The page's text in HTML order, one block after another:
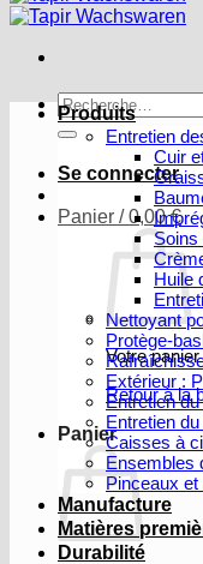
Recherche
pour :
Se connecter
Panier /0,00€
Votre
Retour à la
Panier
Produits
Entretien
Cuir
Soins
Huile
Nettoyant
Protège-
Extérieur :
Entretien
Entretien
Caisses à
Ensembles
Pinceaux
Manufacture
Matières
Durabilité